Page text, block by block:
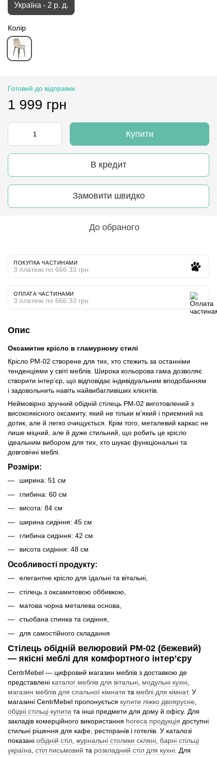
Україна - 2 р. д.
Колір
Готовий до відправки
1 999 грн
Купити
В кредит
Замовити швидко
До обраного
ПОКУПКА ЧАСТИНАМИ
3 платежі по 666.33 грн
ОПЛАТА ЧАСТИНАМИ
3 платежі по 666.33 грн
Опис
Оксамитне крісло в гламурному стилі
Крісло PM-02 створене для тих, хто стежить за останніми
тенденціями у світі меблів. Широка кольорова гама дозволяє
створити інтер’єр, що відповідає індивідуальним вподобанням
і задовольнить навіть найвибагливіших клієнтів.
Неймовірно зручний обідній стілець PM-02 виготовлений з
високоякісного оксамиту, який не тільки м’який і приємний на
дотик, але й легко очищується. Крім того, металевий каркас не
лише міцний, але й дуже стильний, що робить це крісло
ідеальним вибором для тих, хто шукає функціональні та
довговічні меблі.
Розміри:
ширина: 51 см
глибина: 60 см
висота: 84 см
ширина сидіння: 45 см
глибина сидіння: 42 см
висота сидіння: 48 см
Особливості продукту:
елегантне крісло для їдальні та вітальні,
стілець з оксамитовою оббивкою,
матова чорна металева основа,
стьобана спинка та сидіння,
для самостійного складання
Стілець обідній велюровий PM-02 (бежевий)
— якісні меблі для комфортного інтер’єру
CentrMebel — цифровий магазин меблів з доставкою де
представлені каталог меблів для вітальні, модульні кухні,
магазин меблів для спальної кімнати та меблі для кімнат. У
магазині CentrMebel пропонується купити ліжко двоярусне,
обідні стільці купити та інші предмети для дому й офісу. Для
закладів комерційного використання horeca продукція доступні
стильні рішення для кафе, ресторанів і готелів. У каталозі
показані обідній стіл, журнальні столики скляні, барні стільці
україна, стіл письмовий та розкладний стіл для кухні. Для